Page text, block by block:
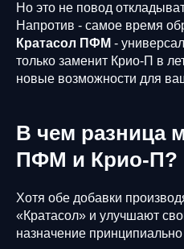
Но это не повод
Напротив - самое время
Кратасол ПФМ -
только заменит Крио-П в
новые возможности для
В чем разница
ПФМ и Крио-П?
Хотя обе добавки
«Кратасол» и улучшают
назначение принципиально